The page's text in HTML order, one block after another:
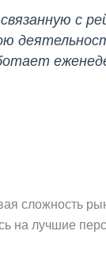
с
сложность
на лучшие